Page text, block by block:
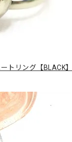
トリング【BLACK】